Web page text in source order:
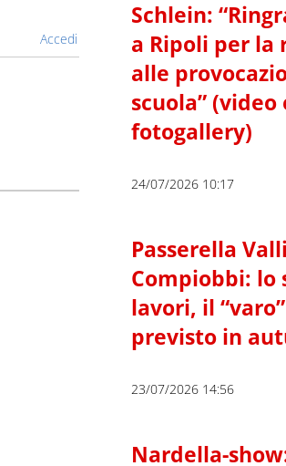
Accedi
Schlein:
a Ripoli per la
alle
scuola” (video
fotogallery)
24/07/2026 10:17
Passerella
Compiobbi: lo
lavori, il
previsto in
23/07/2026 14:56
Nardella-